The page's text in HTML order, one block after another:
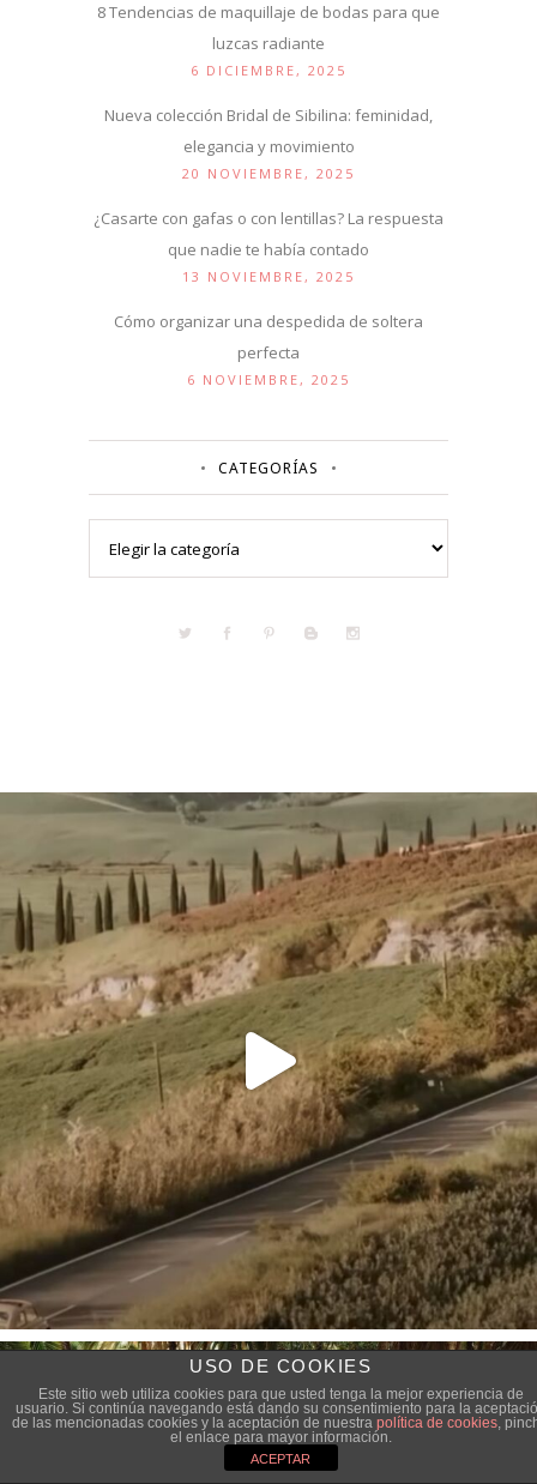
8 Tendencias de maquillaje de bodas para que
luzcas radiante
6 DICIEMBRE, 2025
Nueva colección Bridal de Sibilina: feminidad,
elegancia y movimiento
20 NOVIEMBRE, 2025
¿Casarte con gafas o con lentillas? La respuesta
que nadie te había contado
13 NOVIEMBRE, 2025
Cómo organizar una despedida de soltera
perfecta
6 NOVIEMBRE, 2025
CATEGORÍAS
USO DE COOKIES
Este sitio web utiliza cookies para que usted tenga la mejor experiencia de
usuario. Si continúa navegando está dando su consentimiento para la
de las mencionadas cookies y la aceptación de nuestra política de cookies,
el enlace para mayor información.
ACEPTAR